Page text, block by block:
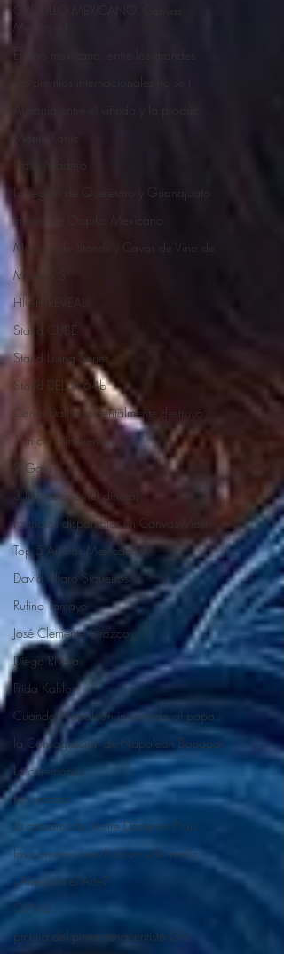
ORGULLO MEXICANO, Canvas
Mexico y l
El vino mexicano, entre los grandes
Armonía entre el viñedo y la produc
Monte Xanic
La región de Querétaro y Guanajuato
motivo de Orgullo Mexicano
Modelo de Stands y Cavas de Vino de
Modelo S
HIGH REVEAL
Stand CUBE
Stand Living Series
Stand DELUX 64b
Como Dalí accidentalmente destruyó
1.Inicio e influencias
2.Gala
3.Impresiones (El dinero)
Formatos disponibles en Canvas Mexi
Top 5 Artistas Mexicanos
David Alfaro Siqueiros
Rufino Tamayo
José Clemente Orozco
Diego Rivera
Frida Kahlo
Cuando Napoleón insultando al papa
la Consagración de Napoleón Bonapar
La ceremonia
Los retratos
la catedral de Notre Dame en París
las coronaciones habían sido realiz
¿Aliens en el Arte?
OVNIS
pintura del pintor renacentista Ghi